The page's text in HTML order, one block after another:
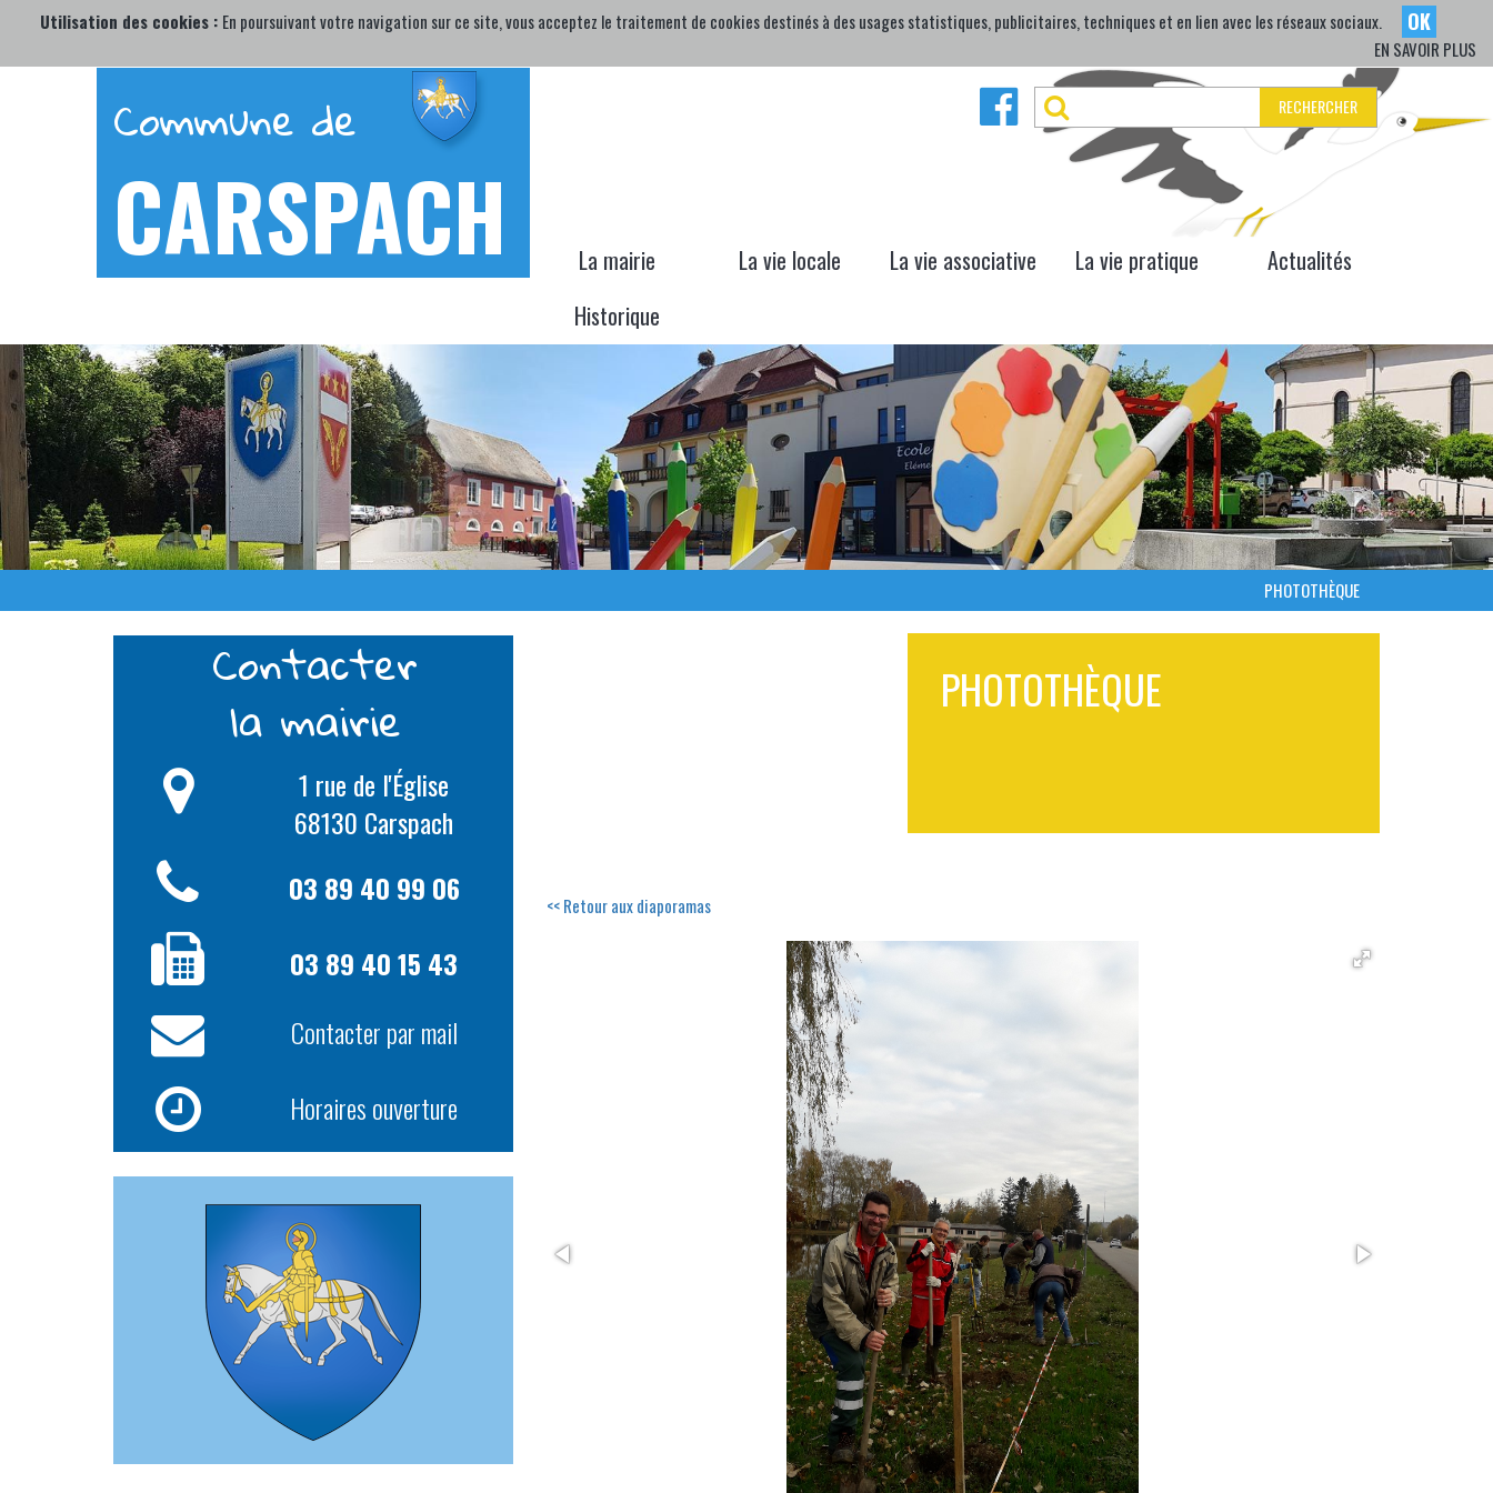
Utilisation des cookies : En poursuivant votre navigation sur ce site, vous acceptez le traitement de cookies destinés à des usages statistiques, publicitaires, techniques et en lien avec les réseaux sociaux. OK
EN SAVOIR PLUS
Commune de
CARSPACH
RECHERCHER
La mairie La vie locale La vie associative La vie pratique
Actualités
Historique
PHOTOTHÈQUE
PHOTOTHÈQUE
<< Retour aux diaporamas
Contacter
la mairie
1 rue de l'Église
68130 Carspach
03 89 40 99 06
03 89 40 15 43
Contacter par mail
Horaires ouverture